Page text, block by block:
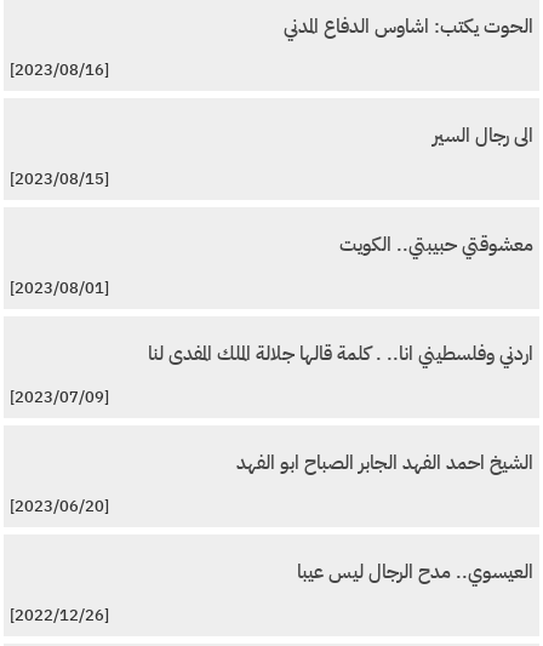
الحوت يكتب: اشاوس الدفاع المدني
[2023/08/16]
الى رجال السير
[2023/08/15]
معشوقتي حبيبتي.. الكويت
[2023/08/01]
اردني وفلسطيني انا.. . كلمة قالها جلالة الملك المفدى لنا
[2023/07/09]
الشيخ احمد الفهد الجابر الصباح ابو الفهد
[2023/06/20]
العيسوي.. مدح الرجال ليس عيبا
[2022/12/26]